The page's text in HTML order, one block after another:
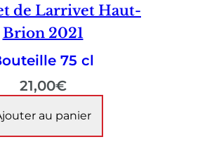
de Larrivet Haut-
Brion 2021
75 cl
21,00€
au panier